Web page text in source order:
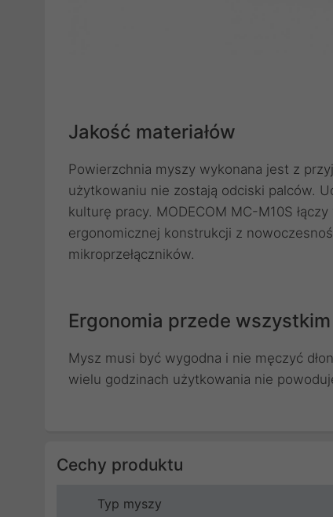
Jakość materiałów
Powierzchnia myszy wykonana jest z
użytkowaniu nie zostają odciski palców.
kulturę pracy. MODECOM MC-M10S
ergonomicznej konstrukcji z
mikroprzełączników.
Ergonomia przede wszystkim
Mysz musi być wygodna i nie męczyć
wielu godzinach użytkowania nie
Cechy produktu
Typ myszy